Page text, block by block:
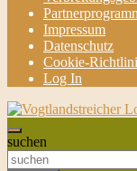
Impressum
Datenschutz
Cookie-
Log In
aktuell & mittendrin
suchen